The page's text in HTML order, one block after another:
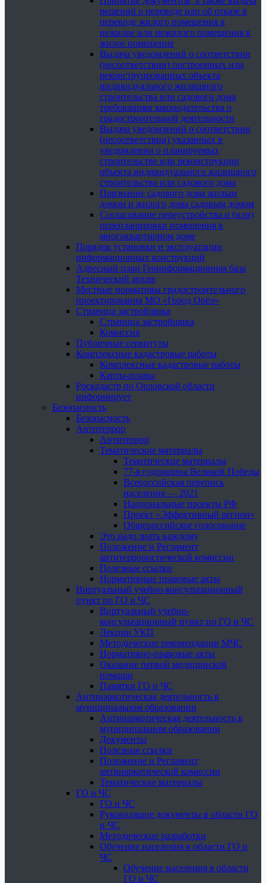
решений о переводе или об отказе в
переводе жилого помещения в
нежилое или нежилого помещения в
жилое помещение
Выдача уведомлений о соответствии
(несоответствии) построенных или
реконструированных объекта
индивидуального жилищного
строительства или садового дома
требованиям законодательства о
градостроительной деятельности
Выдача уведомлений о соответствии
(несоответствии) указанных в
уведомлении о планируемых
строительстве или реконструкции
объекта индивидуального жилищного
строительства или садового дома
Признание садового дома жилым
домом и жилого дома садовым домом
Согласование переустройства и (или)
перепланировки помещения в
многоквартирном доме
Порядок установки и эксплуатации
информационных конструкций
Адресный план Геоинформационная база
Технический архив
Местные нормативы градостроительного
проектирования МО «Город Орёл»
Страница застройщика
Страница застройщика
Комиссия
Публичные сервитуты
Комплексные кадастровые работы
Комплексные кадастровые работы
Карты-планы
Роскадастр по Орловской области
информирует
Безопасность
Безопасность
Антитеррор
Антитеррор
Тематические материалы
Тематические материалы
77-я годовщина Великой Победы
Всероссийская перепись
населения — 2021
Национальные проекты РФ
Проект «Эффективный регион»
Общероссийское голосование
Это надо знать каждому
Положение и Регламент
антитеррористической комиссии
Полезные ссылки
Нормативные правовые акты
Виртуальный учебно-консультационный
пункт по ГО и ЧС
Виртуальный учебно-
консультационный пункт по ГО и ЧС
Лекции УКП
Методические рекомендации МЧС
Нормативно-правовые акты
Оказание первой медицинской
помощи
Памятки ГО и ЧС
Антинаркотическая деятельность в
муниципальном образовании
Антинаркотическая деятельность в
муниципальном образовании
Документы
Полезные ссылки
Положение и Регламент
антинаркотической комиссии
Тематические материалы
ГО и ЧС
ГО и ЧС
Руководящие документы в области ГО
и ЧС
Методические разработки
Обучение населения в области ГО и
ЧС
Обучение населения в области
ГО и ЧС